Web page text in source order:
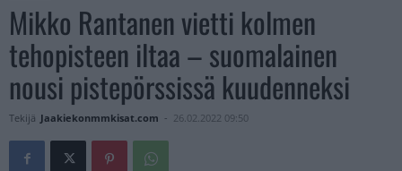
Mikko Rantanen vietti kolmen
tehopisteen iltaa – suomalainen
nousi pistepörssissä kuudenneksi
Tekijä Jaakiekonmmkisat.com - 26.02.2022 09:50